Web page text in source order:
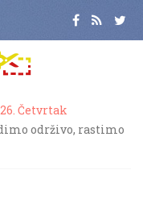
Četvrtak
održivo, rastimo